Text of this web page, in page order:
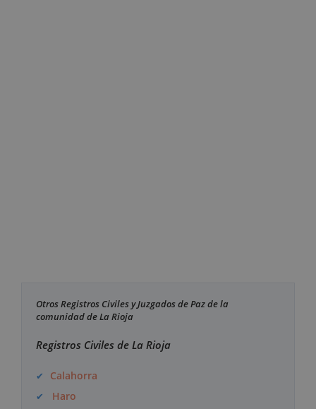
Otros Registros Civiles y Juzgados de Paz de la
comunidad de La Rioja
Registros Civiles de La Rioja
Calahorra
Haro